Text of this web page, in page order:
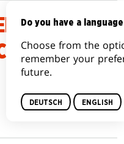
Do you have a
Choose from the
remember your
future.
DEUTSCH ENGLISH